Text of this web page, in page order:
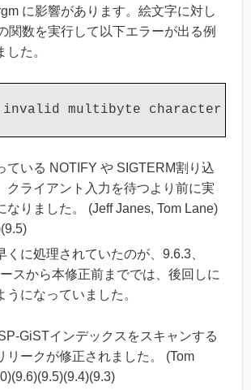
に影響があります。絵文字に対し
関数を実行して以下エラーが出る例
した。
ている NOTIFY や SIGTERM割り込
クライアント入力を待つより前に実
なりました。 (Jeff Janes, Tom Lane)
くに処理されていたのが、9.6.3、
スから本修正前まででは、後回しに
うになっていました。
GiSTインデックスをスキャンする
リークが修正されました。 (Tom